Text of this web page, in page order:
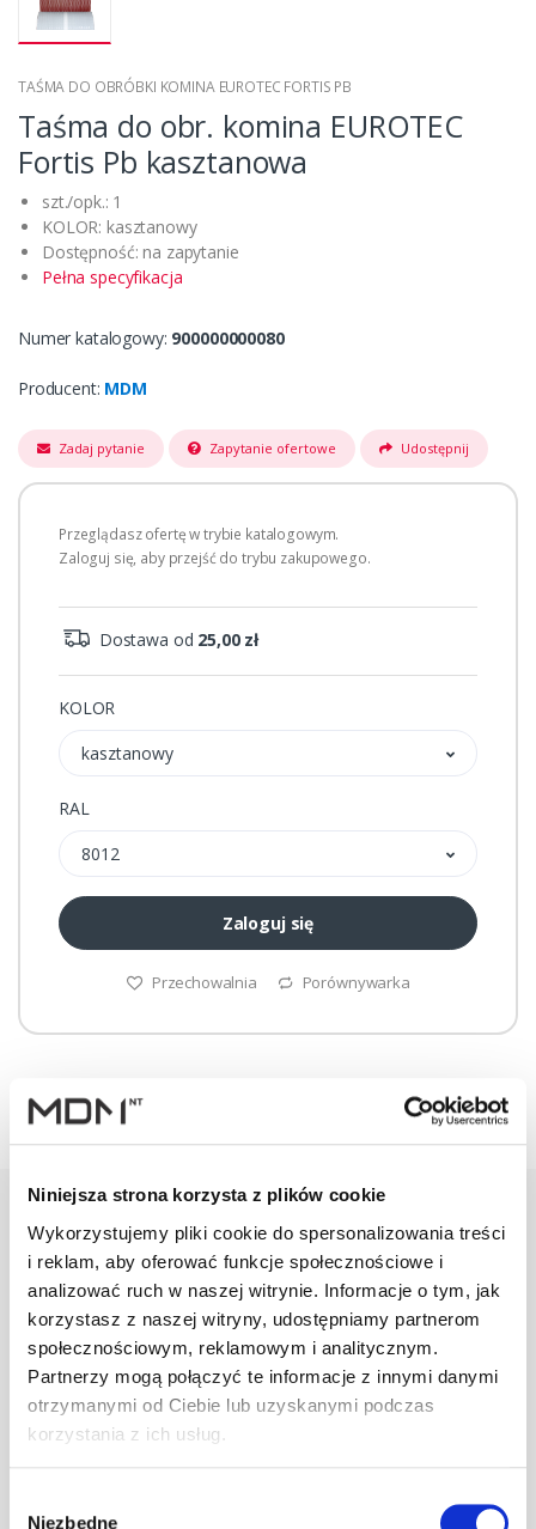
Niniejsza strona korzysta z plików cookie
Wykorzystujemy pliki cookie do spersonalizowania treści
i reklam, aby oferować funkcje społecznościowe i
analizować ruch w naszej witrynie. Informacje o tym, jak
korzystasz z naszej witryny, udostępniamy partnerom
społecznościowym, reklamowym i analitycznym.
Partnerzy mogą połączyć te informacje z innymi danymi
otrzymanymi od Ciebie lub uzyskanymi podczas
korzystania z ich usług.
Niezbędne
TAŚMA DO OBRÓBKI KOMINA EUROTEC FORTIS PB
Taśma do obr. komina EUROTEC
Fortis Pb kasztanowa
szt./opk.: 1
KOLOR: kasztanowy
Dostępność: na zapytanie
Pełna specyfikacja
Numer katalogowy: 900000000080
Producent: MDM
Zadaj pytanie Zapytanie ofertowe Udostępnij
Przeglądasz ofertę w trybie katalogowym.
Zaloguj się, aby przejść do trybu zakupowego.
Dostawa od 25,00 zł
KOLOR
kasztanowy
RAL
8012
Zaloguj się
Przechowalnia Porównywarka
Warianty Opis Specyfikacja
PRODUKT JM ILOŚĆ
Taśma do obr.
komina